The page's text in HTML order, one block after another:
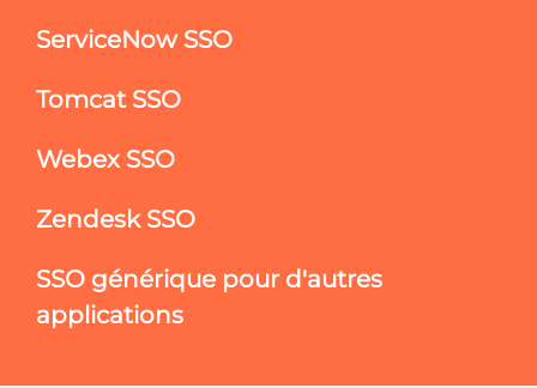
ServiceNow SSO
Tomcat SSO
Webex SSO
Zendesk SSO
SSO générique pour d'autres
applications